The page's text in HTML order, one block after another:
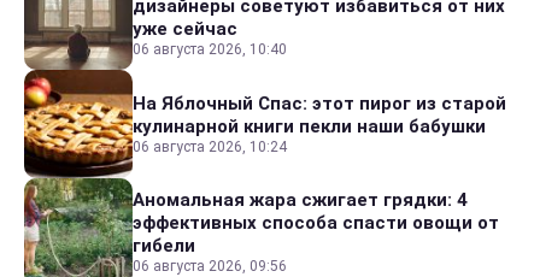
дизайнеры советуют избавиться от них
уже сейчас
06 августа 2026, 10:40
На Яблочный Спас: этот пирог из старой
кулинарной книги пекли наши бабушки
06 августа 2026, 10:24
Аномальная жара сжигает грядки: 4
эффективных способа спасти овощи от
гибели
06 августа 2026, 09:56